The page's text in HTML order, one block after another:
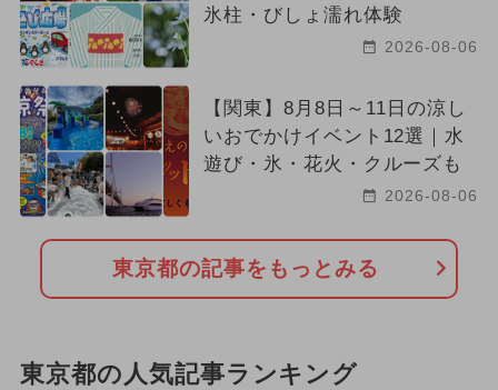
氷柱・びしょ濡れ体験
2026-08-06
【関東】8月8日～11日の涼し
いおでかけイベント12選｜水
遊び・氷・花火・クルーズも
2026-08-06
東京都の記事をもっとみる
東京都の人気記事ランキング